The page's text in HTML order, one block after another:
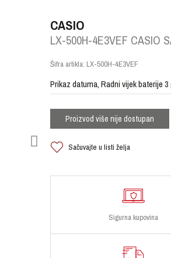
CASIO
LX-500H-4E3VEF CASIO
Šifra artikla: LX-500H-4E3VEF
Prikaz datuma, Radni vijek baterije
Proizvod više nije dostupan
Sačuvajte u listi želja
Sigurna kupovina